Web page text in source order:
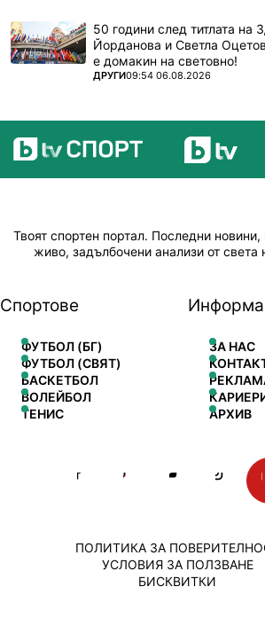
50 години след титлата на
Йорданова и Светла
е домакин на световно!
ПОВЕЧЕ ОТ
ДРУГИ09:54 06.08.2026
Твоят спортен портал. Последни новини,
живо, задълбочени анализи от света
Спортове
ФУТБОЛ (БГ)
ФУТБОЛ (СВЯТ)
БАСКЕТБОЛ
ВОЛЕЙБОЛ
ТЕНИС
ЗА НАС
АРХИВ
ПОЛИТИКА ЗА
УСЛОВИЯ ЗА ПОЛЗВАНЕ
БИСКВИТКИ